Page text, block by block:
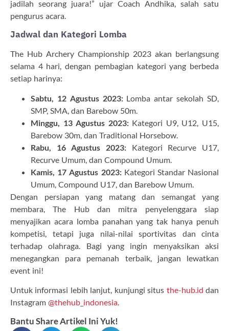
jadilah seorang juara!” ujar Coach Andhika, salah satu
pengurus acara.
Jadwal dan Kategori Lomba
The Hub Archery Championship 2023 akan berlangsung
selama 4 hari, dengan pembagian kategori yang berbeda
setiap harinya:
Sabtu, 12 Agustus 2023:Lomba antar sekolah SD,
SMP, SMA, dan Barebow 50m.
Minggu, 13 Agustus 2023:Kategori U9, U12, U15,
Barebow 30m, dan Traditional Horsebow.
Rabu, 16 Agustus 2023: Kategori Recurve U17,
Recurve Umum, dan Compound Umum.
Kamis, 17 Agustus 2023:Kategori Standar Nasional
Umum, Compound U17, dan Barebow Umum.
Dengan persiapan yang matang dan semangat yang
membara, The Hub dan mitra penyelenggara siap
menyajikan acara lomba panahan yang tak hanya penuh
kompetisi, tetapi juga nilai-nilai sportivitas dan cinta
terhadap olahraga. Bagi yang ingin menyaksikan aksi
menegangkan para pemanah terbaik, jangan lewatkan
event ini!
Untuk informasi lebih lanjut, kunjungi situs the-hub.id dan
Instagram @thehub_indonesia.
Bantu Share Artikel Ini Yuk!